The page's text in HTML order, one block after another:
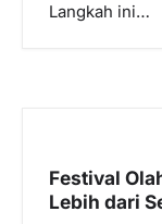
Langkah ini…
Festival
Lebih dari